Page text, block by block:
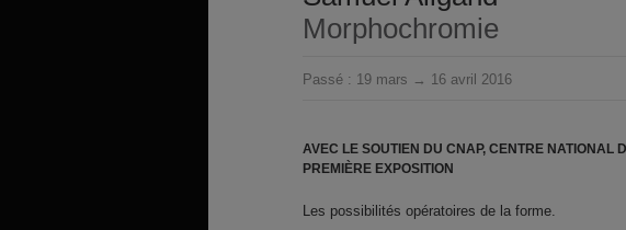
Morphochromie
Passé : 19 mars → 16 avril 2016
AVEC LE SOUTIEN DU CNAP, CENTRE NATIONAL
PREMIÈRE EXPOSITION
Les possibilités opératoires de la forme.